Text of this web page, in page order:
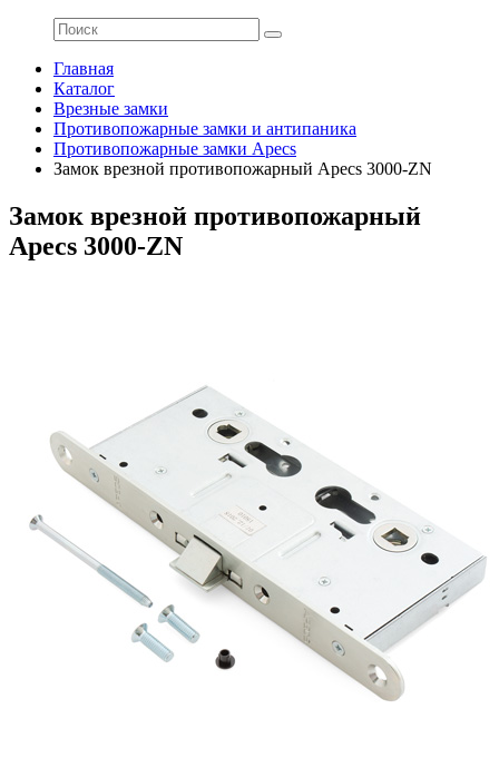
Главная
Каталог
Врезные замки
Противопожарные замки и антипаника
Противопожарные замки Apecs
Замок врезной противопожарный Apecs 3000-ZN
Замок врезной противопожарный
Apecs 3000-ZN